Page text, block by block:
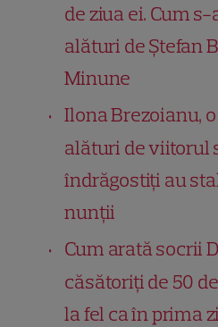
de ziua ei. Cum
alături de Ștefan
Minune
Ilona Brezoianu,
alături de viitorul
îndrăgostiți au
nunții
Cum arată socrii
căsătoriți de 50
la fel ca în prima zi